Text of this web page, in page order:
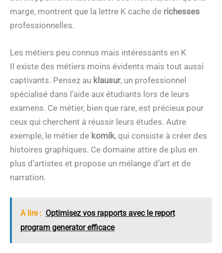
marge, montrent que la lettre K cache de richesses
professionnelles.
Les métiers peu connus mais intéressants en K
Il existe des métiers moins évidents mais tout aussi
captivants. Pensez au klausur, un professionnel
spécialisé dans l’aide aux étudiants lors de leurs
examens. Ce métier, bien que rare, est précieux pour
ceux qui cherchent à réussir leurs études. Autre
exemple, le métier de komik, qui consiste à créer des
histoires graphiques. Ce domaine attire de plus en
plus d’artistes et propose un mélange d’art et de
narration.
A lire : Optimisez vos rapports avec le report
program generator efficace